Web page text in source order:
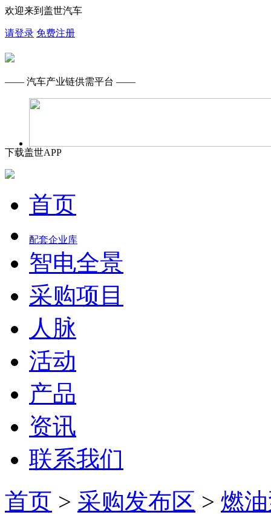
欢迎来到盖世汽车
请登录 免费注册
—— 汽车产业链供需平台 ——
下载盖世APP
首页
配套企业库
智电全景
采购项目
人脉
活动
产品
资讯
联系我们
首页 > 采购发布区 > 燃